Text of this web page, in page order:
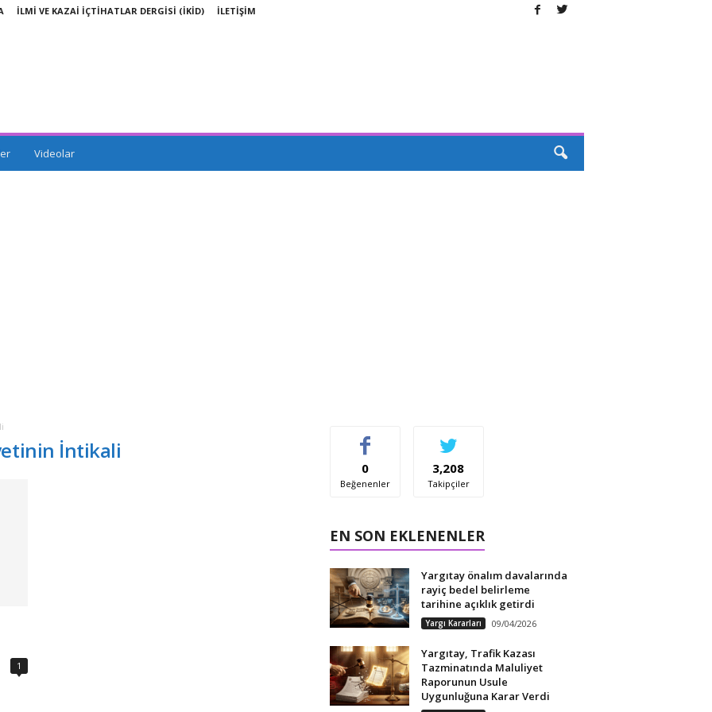
İLMİ VE KAZAİ İÇTİHATLAR DERGİSİ (İKİD) İLETİŞİM
Videolar
İntikali
1
0
Beğenenler
3,208
Takipçiler
EN SON EKLENENLER
Yargıtay önalım davalarında
rayiç bedel belirleme
tarihine açıklık getirdi
Yargı Kararları 09/04/2026
Yargıtay, Trafik Kazası
Tazminatında Maluliyet
Raporunun Usule
Uygunluğuna Karar Verdi